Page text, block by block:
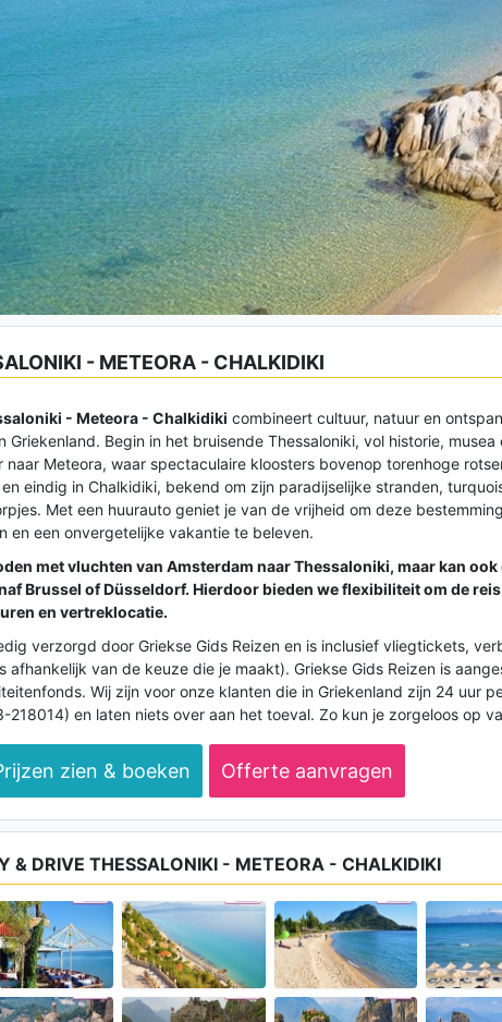
- METEORA - CHALKIDIKI
- Meteora - Chalkidiki combineert cultuur, natuur en
Griekenland. Begin in het bruisende Thessaloniki, vol historie, musea
naar Meteora, waar spectaculaire kloosters bovenop torenhoge
eindig in Chalkidiki, bekend om zijn paradijselijke stranden,
Met een huurauto geniet je van de vrijheid om deze
en een onvergetelijke vakantie te beleven.
met vluchten van Amsterdam naar Thessaloniki, maar kan
Brussel of Düsseldorf. Hierdoor bieden we flexibiliteit om de reis
en vertreklocatie.
verzorgd door Griekse Gids Reizen en is inclusief vliegtickets,
afhankelijk van de keuze die je maakt). Griekse Gids Reizen is
Wij zijn voor onze klanten die in Griekenland zijn 24 uur
en laten niets over aan het toeval. Zo kun je zorgeloos op
zien & boeken Offerte aanvragen
& DRIVE THESSALONIKI - METEORA - CHALKIDIKI